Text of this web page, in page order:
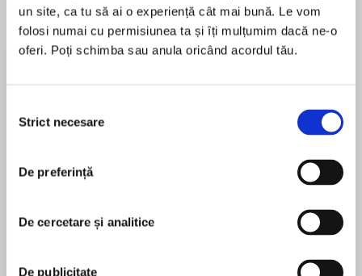
un site, ca tu să ai o experiență cât mai bună. Le vom
folosi numai cu permisiunea ta și îți mulțumim dacă ne-o
oferi. Poți schimba sau anula oricând acordul tău.
consimțământului
Strict necesare
De preferință
De cercetare și analitice
De publicitate
Desprecarte
The jaw-dropping, page-turning, critically-
Beukes. ‘GONE GIRL has not exactly gone. But
THE SHINING GIRLS have arrived’ (The Times).
THE SHINING GIRLS is now streaming on Apple
TV+, starring Elisabeth Moss and Jamie Bell
“It’s not my fault. It’s yours. You shouldn’t shine.
În acest moment nu există recenzii